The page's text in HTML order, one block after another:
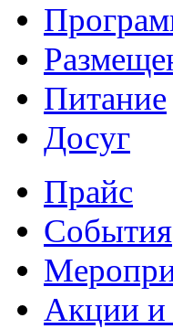
Питание
Досуг
Прайс
События
Акции и